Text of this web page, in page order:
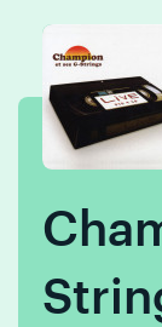
content
navigation